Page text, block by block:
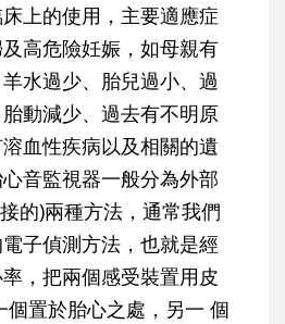
上的使用，主要適應症
高危險妊娠，如母親有
水過少、胎兒過小、過
動減少、過去有不明原
血性疾病以及相關的遺
音監視器一般分為外部
的)兩種方法，通常我們
子偵測方法，也就是經
，把兩個感受裝置用皮
個置於胎心之處，另一 個